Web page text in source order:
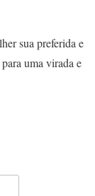
sua preferida e
uma virada e